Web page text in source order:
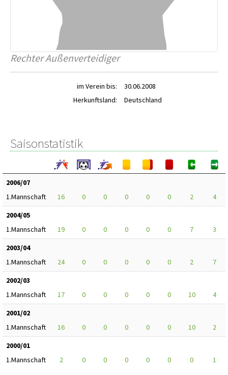
Rechter Außenverteidiger
im Verein bis:
30.06.2008
Herkunftsland:
Deutschland
Saisonstatistik
2006/07
1.Mannschaft
16 0 0 0 0 0 2
4
2004/05
1.Mannschaft
19 0 0 0 0 0 7
3
2003/04
1.Mannschaft
24 0 0 0 0 0 2
7
2002/03
1.Mannschaft
17 0 0 0 0 0 10
4
2001/02
1.Mannschaft
16 0 0 0 0 0 10
2
2000/01
1.Mannschaft
2 0 0 0 0 0 0 1